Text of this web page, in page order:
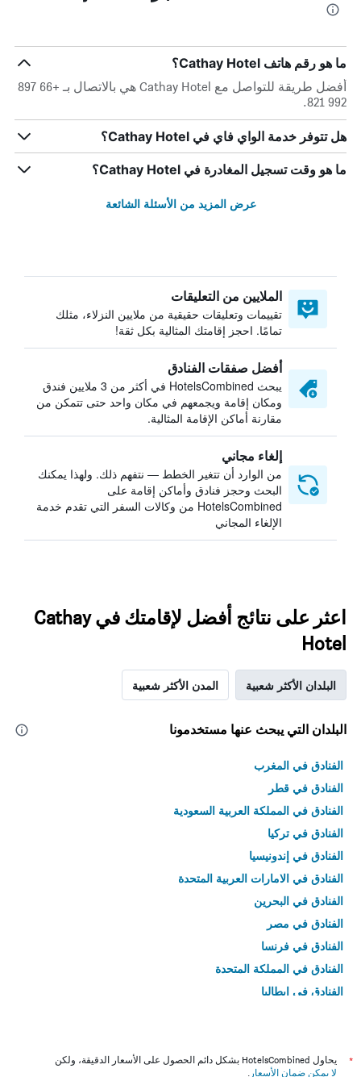
ما هو رقم هاتف Cathay Hotel؟
أفضل طريقة للتواصل مع Cathay Hotel هي بالاتصال بـ +66 897
992 821.
هل تتوفر خدمة الواي فاي في Cathay Hotel؟
ما هو وقت تسجيل المغادرة في Cathay Hotel؟
عرض المزيد من الأسئلة الشائعة
الملايين من التعليقات
تقييمات وتعليقات حقيقية من ملايين النزلاء، مثلك
تمامًا. احجز إقامتك المثالية بكل ثقة!
أفضل صفقات الفنادق
يبحث HotelsCombined في أكثر من 3 ملايين فندق
ومكان إقامة ويجمعهم في مكان واحد حتى تتمكن من
مقارنة أماكن الإقامة المثالية.
إلغاء مجاني
من الوارد أن تتغير الخطط — نتفهم ذلك. ولهذا يمكنك
البحث وحجز فنادق وأماكن إقامة على
HotelsCombined من وكالات السفر التي تقدم خدمة
الإلغاء المجاني
اعثر على نتائج أفضل لإقامتك في Cathay
Hotel
البلدان الأكثر شعبية المدن الأكثر شعبية
البلدان التي يبحث عنها مستخدمونا
الفنادق في المغرب
الفنادق في قطر
الفنادق في المملكة العربية السعودية
الفنادق في تركيا
الفنادق في إندونيسيا
الفنادق في الامارات العربية المتحدة
الفنادق في البحرين
الفنادق في مصر
الفنادق في فرنسا
الفنادق في المملكة المتحدة
الفنادق في إيطاليا
*
يحاول HotelsCombined بشكل دائم الحصول على الأسعار الدقيقة، ولكن
لا يمكن ضمان الأسعار .